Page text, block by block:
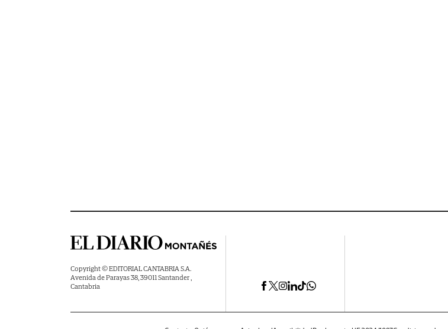
Copyright © EDITORIAL CANTABRIA S.A.
Avenida de Parayas 38, 39011 Santander ,
Cantabria